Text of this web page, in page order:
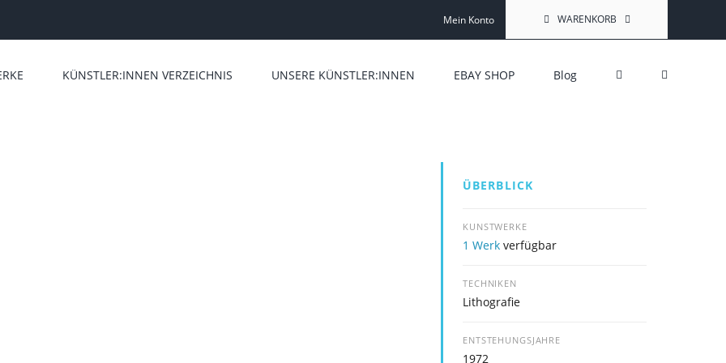
Mein Konto WARENKORB
KÜNSTLER:INNEN VERZEICHNIS UNSERE KÜNSTLER:INNEN EBAY SHOP Blog
ÜBERBLICK
KUNSTWERKE
1 Werk verfügbar
TECHNIKEN
Lithografie
ENTSTEHUNGSJAHRE
1972